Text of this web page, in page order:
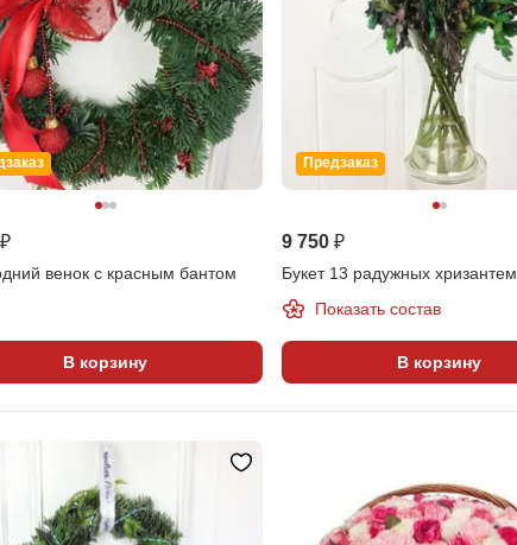
венок с красным бантом
В корзину
Предзаказ
9 750 ₽
Букет 13 радужных хризантем
Показать состав
В корзину